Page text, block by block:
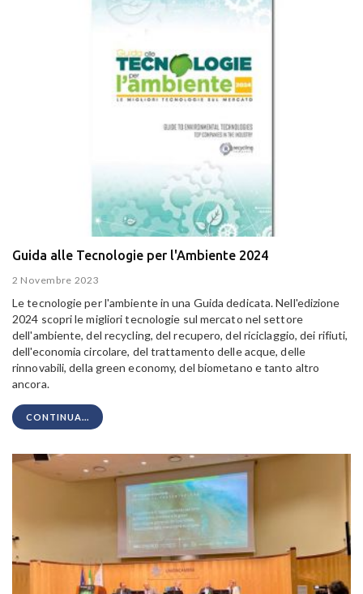
Guida alle Tecnologie per l'Ambiente 2024
2 Novembre 2023
Le tecnologie per l'ambiente in una Guida dedicata. Nell'edizione
2024 scopri le migliori tecnologie sul mercato nel settore
dell'ambiente, del recycling, del recupero, del riciclaggio, dei rifiuti,
dell'economia circolare, del trattamento delle acque, delle
rinnovabili, della green economy, del biometano e tanto altro
ancora.
CONTINUA...